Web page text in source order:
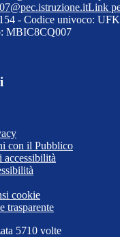
Link
- Codice univoco:
MBIC8CQ007
con il Pubblico
cookie
trasparente
5710 volte